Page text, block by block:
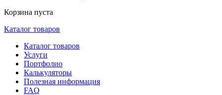
Корзина пуста
Каталог товаров
Каталог товаров
Услуги
Портфолио
Калькуляторы
Полезная информация
FAQ